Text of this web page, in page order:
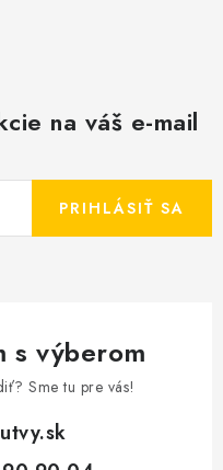
na váš e-mail
PRIHLÁSIŤ SA
s výberom
Sme tu pre vás!